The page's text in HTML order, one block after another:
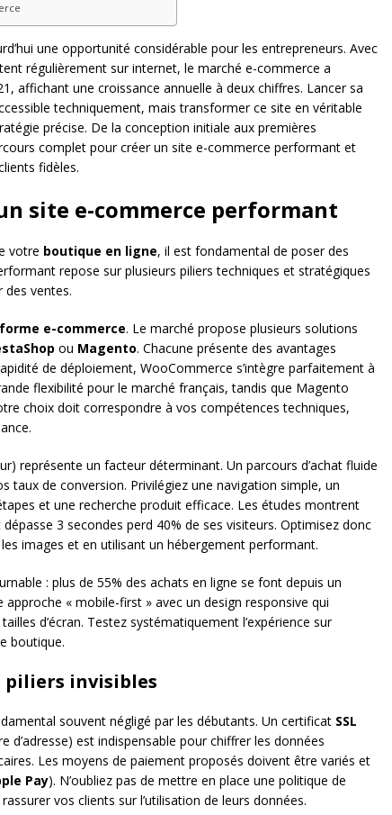
une opportunité considérable pour les entrepreneurs. Avec
régulièrement sur internet, le marché e-commerce a
affichant une croissance annuelle à deux chiffres. Lancer sa
techniquement, mais transformer ce site en véritable
précise. De la conception initiale aux premières
complet pour créer un site e-commerce performant et
fidèles.
site e-commerce performant
votre boutique en ligne, il est fondamental de poser des
repose sur plusieurs piliers techniques et stratégiques
des ventes.
e-commerce. Le marché propose plusieurs solutions
ou Magento. Chacune présente des avantages
de déploiement, WooCommerce s’intègre parfaitement à
flexibilité pour le marché français, tandis que Magento
choix doit correspondre à vos compétences techniques,
représente un facteur déterminant. Un parcours d’achat fluide
taux de conversion. Privilégiez une navigation simple, un
et une recherche produit efficace. Les études montrent
3 secondes perd 40% de ses visiteurs. Optimisez donc
images et en utilisant un hébergement performant.
: plus de 55% des achats en ligne se font depuis un
« mobile-first » avec un design responsive qui
d’écran. Testez systématiquement l’expérience sur
boutique.
piliers invisibles
souvent négligé par les débutants. Un certificat SSL
d’adresse) est indispensable pour chiffrer les données
Les moyens de paiement proposés doivent être variés et
Pay). N’oubliez pas de mettre en place une politique de
vos clients sur l’utilisation de leurs données.